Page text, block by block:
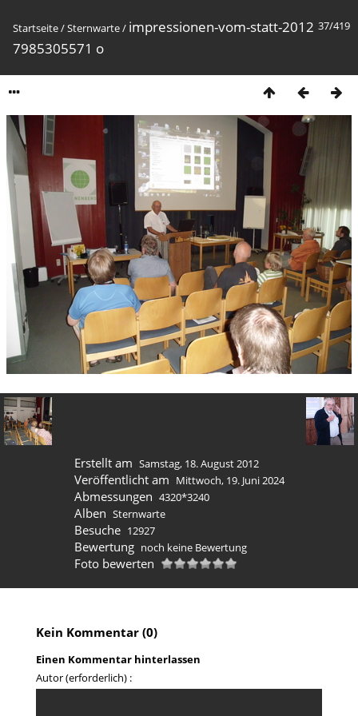
37/419
Startseite/Sternwarte/ impressionen-vom-statt-2012
7985305571 o
Erstellt am Samstag, 18. August 2012
Veröffentlicht am Mittwoch, 19. Juni 2024
Abmessungen 4320*3240
Alben Sternwarte
Besuche 12927
Bewertung noch keine Bewertung
Foto bewerten
Kein Kommentar (0)
Einen Kommentar hinterlassen
Autor (erforderlich) :